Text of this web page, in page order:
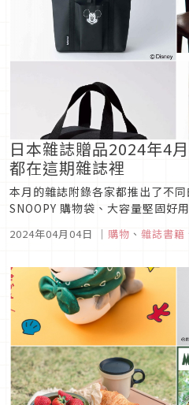
日本雜誌贈品2024年4
都在這期雜誌裡
本月的雜誌附錄各家都推出了不
SNOOPY 購物袋、大容量堅固好
案的旅行收納袋，各種不重複的包
2024年04月04日 ｜ 購物 、 雜誌書籍